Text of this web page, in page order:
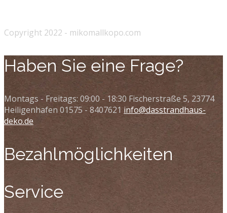
Copyright 2022 - mikomallkopo.com
Haben Sie eine Frage?
Montags - Freitags: 09:00 - 18:30 Fischerstraße 5, 23774
Heiligenhafen 01575 - 8407621 info@dasstrandhaus-
deko.de
Bezahlmöglichkeiten
Service